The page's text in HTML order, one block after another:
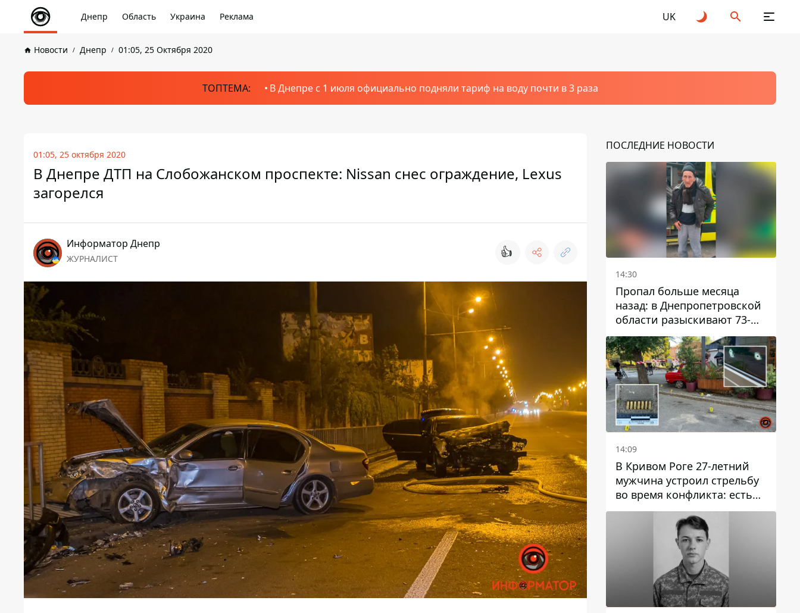
Днепр Область Украина Реклама UK
Новости Днепр 01:05, 25 Октября 2020
ТОПТЕМА: В Днепре с 1 июля официально подняли тариф на воду почти в 3 раза
01:05, 25 октября 2020
В Днепре ДТП на Слобожанском проспекте: Nissan снес ограждение, Lexus
загорелся
Информатор Днепр
ЖУРНАЛИСТ 👍
ПОСЛЕДНИЕ НОВОСТИ
14:30
Пропал больше месяца
назад: в Днепропетровской
области разыскивают 73-
летнего мужчину
14:09
В Кривом Роге 27-летний
мужчина устроил стрельбу
во время конфликта: есть
раненый